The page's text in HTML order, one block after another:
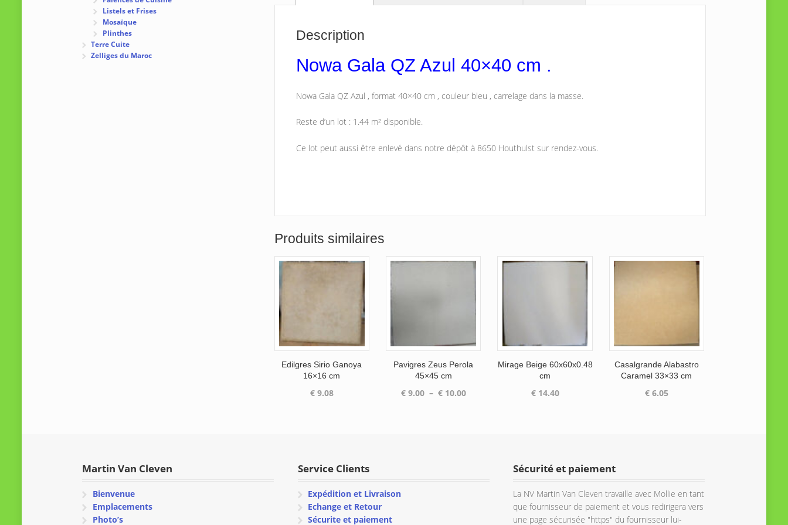
Description
Nowa Gala QZ Azul 40×40 cm .
Nowa Gala QZ Azul , format 40×40 cm , couleur bleu , carrelage dans la masse.
Reste d’un lot : 1.44 m² disponible.
Ce lot peut aussi être enlevé dans notre dépôt à 8650 Houthulst sur rendez-vous.
Produits similaires
Edilgres Sirio Ganoya
16×16 cm
€9.08
Pavigres Zeus Perola
45×45 cm
€9.00 – €10.00Plage
Mirage Beige 60x60x0.48
cm
€14.40
Casalgrande Alabastro
Caramel 33×33 cm
€6.05
Listels et Frises
Mosaïque
Plinthes
Terre Cuite
Zelliges du Maroc
Martin Van Cleven
Bienvenue
Emplacements
Photo’s
Service Clients
Expédition et Livraison
Echange et Retour
Sécurite et paiement
Sécurité et paiement
La NV Martin Van Cleven travaille avec Mollie en tant
que fournisseur de paiement et vous redirigera vers
une page sécurisée "https" du fournisseur lui-